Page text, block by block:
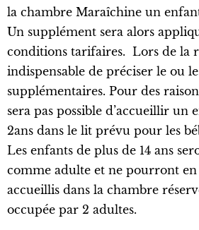
la chambre Maraîchine un enfant
Un supplément sera alors
conditions tarifaires. Lors de la
indispensable de préciser le ou
supplémentaires. Pour des
sera pas possible d’accueillir un
2ans dans le lit prévu pour les
Les enfants de plus de 14 ans
comme adulte et ne pourront en
accueillis dans la chambre
occupée par 2 adultes.